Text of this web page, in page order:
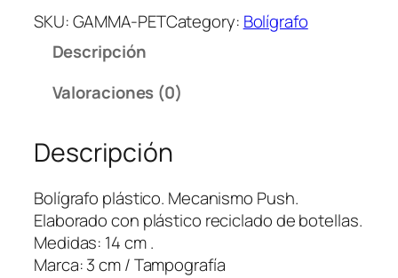
l
í
o
G
a
m
m
a
SKU:GAMMA-PETCategory: Bolígrafo
Descripción
Valoraciones (0)
Descripción
Bolígrafo plástico. Mecanismo Push.
Elaborado con plástico reciclado de botellas.
Medidas: 14 cm .
Marca: 3 cm / Tampografía